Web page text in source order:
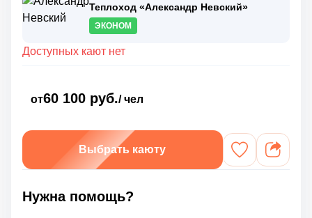
Теплоход «Александр Невский»
ЭКОНОМ
Доступных кают нет
от60 100 руб./ чел
Выбрать каюту
Нужна помощь?